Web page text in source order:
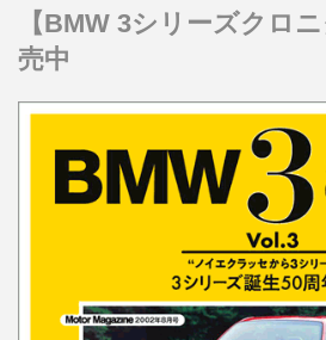
【BMW 3シリーズクロ
売中